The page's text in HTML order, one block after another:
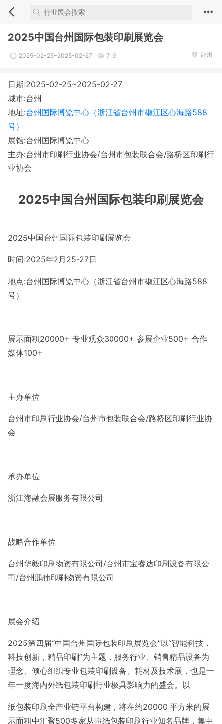
2025中国台州国际包装印刷展览会
2025-02-25~2025-02-27 719 台州
日期:2025-02-25~2025-02-27
城市:台州
地址:台州国际博览中心（浙江省台州市椒江区心海路588
号）
展馆:台州国际博览中心
主办:台州市印刷行业协会/台州市包装联合会/路桥区印刷行
业协会
2025中国台州国际包装印刷展览会
2025中国台州国际包装印刷展览会
时间:2025年2月25-27日
地点:台州国际博览中心（浙江省台州市椒江区心海路588
号）
展示面积20000+ 专业观众30000+ 参展企业500+ 合作
媒体100+
主办单位
台州市印刷行业协会/台州市包装联合会/路桥区印刷行业协
会
承办单位
浙江海融会展服务有限公司
战略合作单位
台州华毅印刷物资有限公司/台州市宝睿达印刷设备有限公
司/台州鹏伟印刷物资有限公司
展会介绍
2025第四届“中国台州国际包装印刷展览会”以“智能科技，
科技创新，精品印刷”为主题，服务行业、销售精品设备为
理念、倾心组织专业包装印刷设备、耗材及技术展，也是一
年一度海内外纸包装印刷行业极具影响力的盛会。以
纸包装印刷全产业链平台构建，将在约20000 平方米的展
示面积中汇聚500多家从事纸包装印刷行业知名品牌，集中